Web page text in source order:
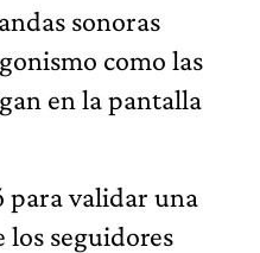
sonoras
como las
en la pantalla
para validar una
los seguidores